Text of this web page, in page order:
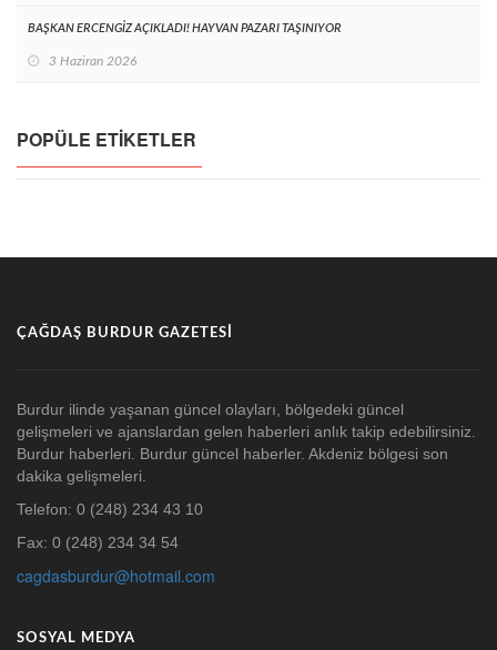
BAŞKAN ERCENGİZ AÇIKLADI! HAYVAN PAZARI TAŞINIYOR
3 Haziran 2026
POPÜLE ETIKETLER
ÇAĞDAŞ BURDUR GAZETESI
Burdur ilinde yaşanan güncel olayları, bölgedeki güncel
gelişmeleri ve ajanslardan gelen haberleri anlık takip edebilirsiniz.
Burdur haberleri. Burdur güncel haberler. Akdeniz bölgesi son
dakika gelişmeleri.
Telefon: 0 (248) 234 43 10
Fax: 0 (248) 234 34 54
cagdasburdur@hotmail.com
SOSYAL MEDYA